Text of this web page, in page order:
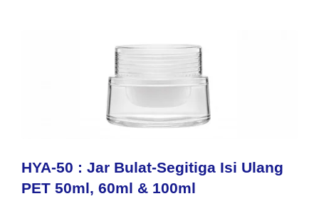
HYA-50 : Jar Bulat-Segitiga Isi Ulang
PET 50ml, 60ml & 100ml